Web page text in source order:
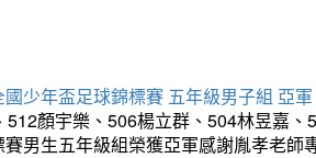
少年盃足球錦標賽 五年級男子組 亞軍
顏宇樂、506楊立群、504林昱嘉
男生五年級組榮獲亞軍感謝胤孝老師